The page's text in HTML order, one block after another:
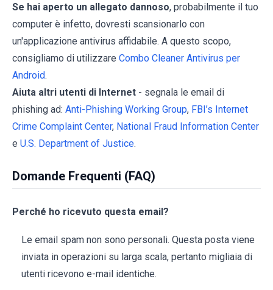
Se hai aperto un allegato dannoso, probabilmente il tuo
computer è infetto, dovresti scansionarlo con
un'applicazione antivirus affidabile. A questo scopo,
consigliamo di utilizzare Combo Cleaner Antivirus per
Android.
Aiuta altri utenti di Internet - segnala le email di
phishing ad: Anti-Phishing Working Group, FBI’s Internet
Crime Complaint Center, National Fraud Information Center
e U.S. Department of Justice.
Domande Frequenti (FAQ)
Perché ho ricevuto questa email?
Le email spam non sono personali. Questa posta viene
inviata in operazioni su larga scala, pertanto migliaia di
utenti ricevono e-mail identiche.